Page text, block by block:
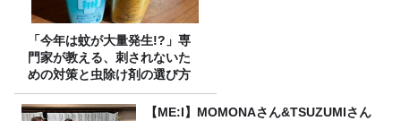
「今年は蚊が大量発生!?」専
門家が教える、刺されないた
めの対策と虫除け剤の選び方
【ME:I】MOMONAさん&TSUZUMIさん